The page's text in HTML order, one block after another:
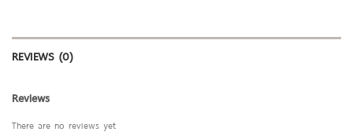
REVIEWS (0)
Reviews
There are no reviews yet